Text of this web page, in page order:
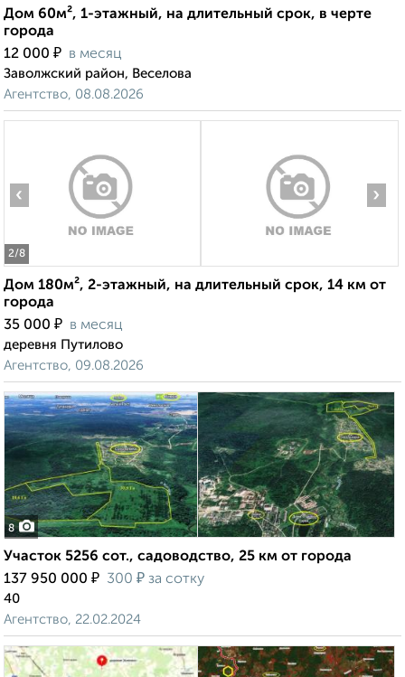
Дом 60м², 1-этажный, на длительный срок, в черте
города
12 000 ₽ в месяц
Заволжский район, Веселова
Агентство, 08.08.2026
2/8
‹ ›
Дом 180м², 2-этажный, на длительный срок, 14 км от
города
35 000 ₽ в месяц
деревня Путилово
Агентство, 09.08.2026
8
Участок 5256 сот., садоводство, 25 км от города
137 950 000 ₽ 300 ₽ за сотку
40
Агентство, 22.02.2024